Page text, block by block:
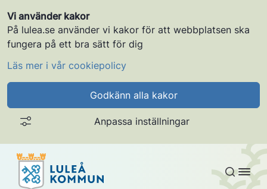
Vi använder kakor
På lulea.se använder vi kakor för att webbplatsen ska
fungera på ett bra sätt för dig
Läs mer i vår cookiepolicy
Godkänn alla kakor
Anpassa inställningar
Gå till innehållet